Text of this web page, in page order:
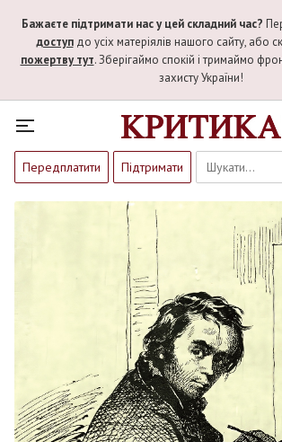
Бажаєте підтримати нас у цей складний час?
доступдо усіх матеріялів нашого сайту, або
пожертву тут. Зберігаймо спокій і тримаймо
захисту України!
Передплатити Підтримати